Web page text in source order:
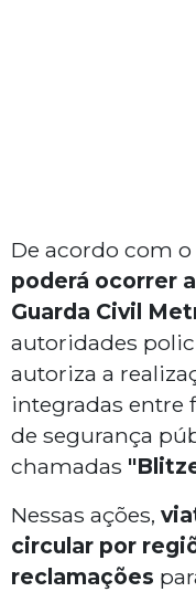
De acordo com
poderá ocorrer
Guarda Civil
autoridades
autoriza a
integradas entre
de segurança
chamadas
Nessas ações,
circular por
reclamações